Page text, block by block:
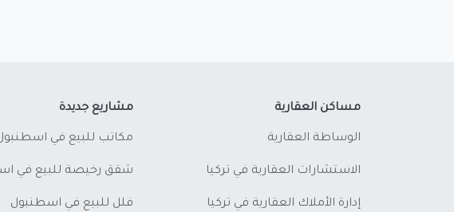
مساكن العقارية
الوساطة العقارية
الاستشارات العقارية في تركيا
إدارة الأملاك العقارية في تركيا
مشاريع جديدة
مكاتب للبيع في
شقق رخيصة للبيع في
فلل للبيع في اسطنبول